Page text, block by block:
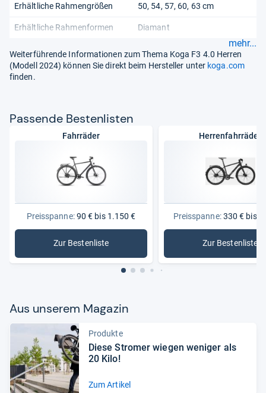
Erhältliche Rahmengrößen 50, 54, 57, 60, 63 cm
Erhältliche Rahmenformen Diamant
mehr...
Weiterführende Informationen zum Thema Koga F3 4.0 Herren
(Modell 2024) können Sie direkt beim Hersteller unter koga.com
finden.
Pas­sende Bes­ten­lis­ten
Fahrräder
Preisspanne:90 € bis 1.150 €
Zur Bestenliste
: Fahrräder
Herrenfahrräder
Preisspanne:330 € bis
Zur Bestenliste
:
Aus unse­rem Maga­zin
Produkte
Diese Stro­mer wie­gen weni­ger als
20 Kilo!
Zum Artikel